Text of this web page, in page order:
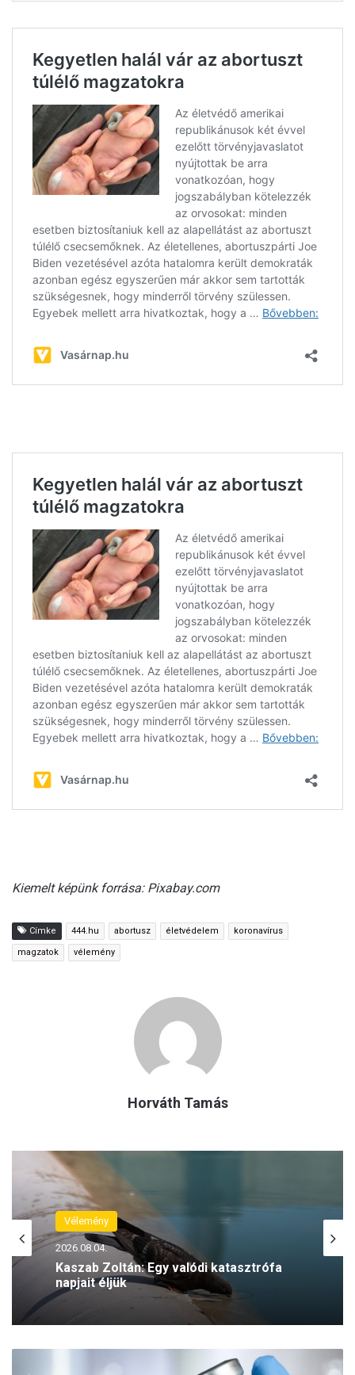
Kiemelt képünk forrása: Pixabay.com
Címke 444.hu abortusz életvédelem koronavírus
magzatok vélemény
Horváth Tamás
Vélemény
2026.08.04.
Kaszab Zoltán: Egy valódi katasztrófa
napjait éljük
Vélemény
2026.07.28.
Kaszab Zoltán: Vége a mézesheteknek,